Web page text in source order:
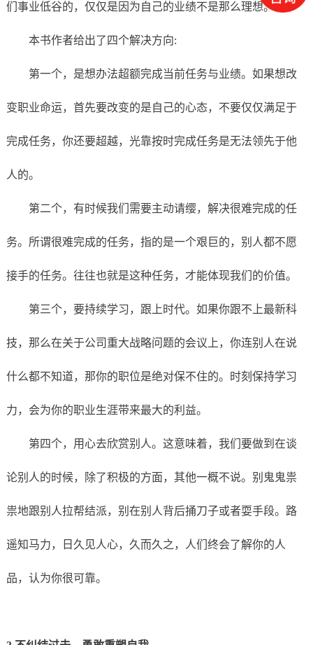
们事业低谷的，仅仅是因为自己的业绩不是那么理想。
本书作者给出了四个解决方向:
第一个，是想办法超额完成当前任务与业绩。如果想改
变职业命运，首先要改变的是自己的心态，不要仅仅满足于
完成任务，你还要超越，光靠按时完成任务是无法领先于他
人的。
第二个，有时候我们需要主动请缨，解决很难完成的任
务。所谓很难完成的任务，指的是一个艰巨的，别人都不愿
接手的任务。往往也就是这种任务，才能体现我们的价值。
第三个，要持续学习，跟上时代。如果你跟不上最新科
技，那么在关于公司重大战略问题的会议上，你连别人在说
什么都不知道，那你的职位是绝对保不住的。时刻保持学习
力，会为你的职业生涯带来最大的利益。
第四个，用心去欣赏别人。这意味着，我们要做到在谈
论别人的时候，除了积极的方面，其他一概不说。别鬼鬼祟
祟地跟别人拉帮结派，别在别人背后捅刀子或者耍手段。路
遥知马力，日久见人心，久而久之，人们终会了解你的人
品，认为你很可靠。